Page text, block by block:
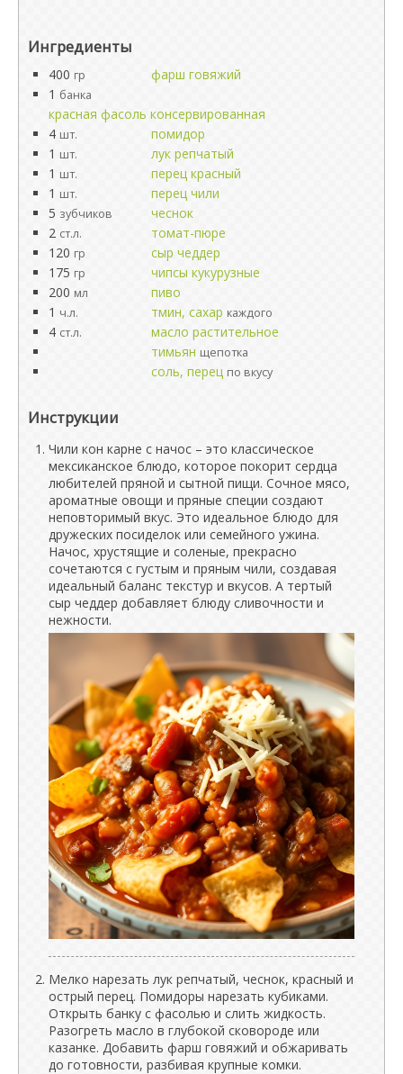
Ингредиенты
400 гр
фарш говяжий
1 банка
красная фасоль консервированная
4 шт.
помидор
1 шт.
лук репчатый
1 шт.
перец красный
1 шт.
перец чили
5 зубчиков
чеснок
2 ст.л.
томат-пюре
120 гр
сыр чеддер
175 гр
чипсы кукурузные
200 мл
пиво
1 ч.л. тмин, сахар каждого
4 ст.л.
масло растительное
тимьян щепотка
соль, перец по вкусу
Инструкции
Чили кон карне с начос – это классическое
мексиканское блюдо, которое покорит сердца
любителей пряной и сытной пищи. Сочное мясо,
ароматные овощи и пряные специи создают
неповторимый вкус. Это идеальное блюдо для
дружеских посиделок или семейного ужина.
Начос, хрустящие и соленые, прекрасно
сочетаются с густым и пряным чили, создавая
идеальный баланс текстур и вкусов. А тертый
сыр чеддер добавляет блюду сливочности и
нежности.
Мелко нарезать лук репчатый, чеснок, красный и
острый перец. Помидоры нарезать кубиками.
Открыть банку с фасолью и слить жидкость.
Разогреть масло в глубокой сковороде или
казанке. Добавить фарш говяжий и обжаривать
до готовности, разбивая крупные комки.